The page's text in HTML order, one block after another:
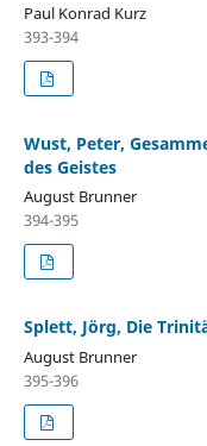
Paul Konrad Kurz
393-394
Wust, Peter,
des Geistes
August Brunner
394-395
Splett, Jörg, Die
August Brunner
395-396